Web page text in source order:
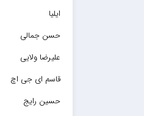
ایلیا
حسن جمالی
علیرضا ولایی
قاسم ای جی اچ
حسین رایج